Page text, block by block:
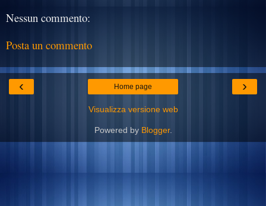
Nessun commento:
Posta un commento
‹ ›
Home page
Visualizza versione web
Powered by Blogger.